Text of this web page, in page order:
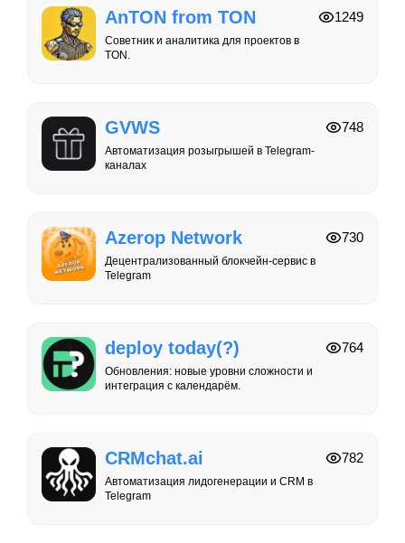
AnTON from TON
Советник и аналитика для проектов в
TON.
1249
GVWS
Автоматизация розыгрышей в Telegram-
каналах
748
Azerop Network
Децентрализованный блокчейн-сервис в
Telegram
730
deploy today(?)
Обновления: новые уровни сложности и
интеграция с календарём.
764
CRMchat.ai
Автоматизация лидогенерации и CRM в
Telegram
782